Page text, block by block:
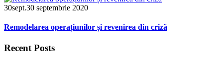
30sept.30 septembrie 2020
Remodelarea operațiunilor și revenirea din criză
Recent Posts